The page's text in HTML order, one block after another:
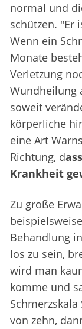
normal und
schützen. "Er
Wenn ein
Monate
Verletzung
Wundheilung
soweit
körperliche
eine Art
Richtung, d
Krankheit
Zu große
Behandlung
los zu sein,
wird man
komme und
von zehn,